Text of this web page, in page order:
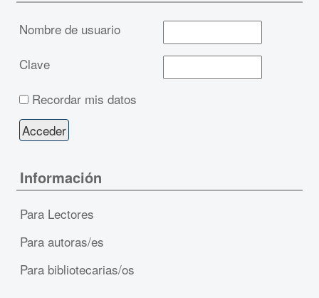
Nombre de usuario
Clave
Recordar mis datos
Información
Para Lectores
Para autoras/es
Para bibliotecarias/os